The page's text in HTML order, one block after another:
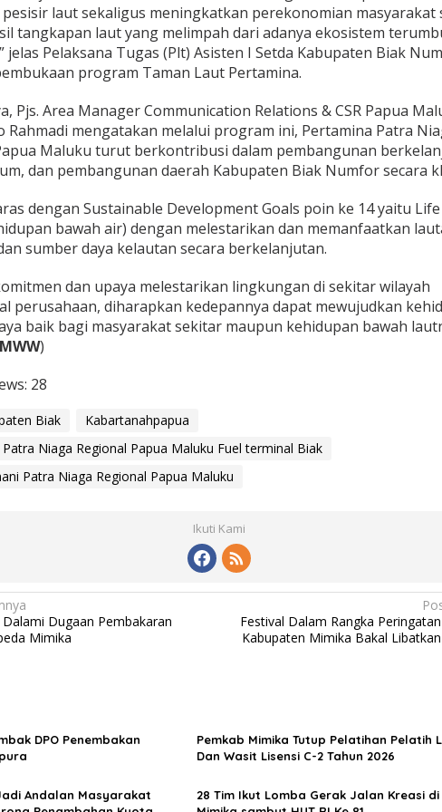
laut sekaligus meningkatkan perekonomian masyarakat
tangkapan laut yang melimpah dari adanya ekosistem
jelas Pelaksana Tugas (Plt) Asisten I Setda Kabupaten Biak
program Taman Laut Pertamina.
Pjs. Area Manager Communication Relations & CSR Papua
Rahmadi mengatakan melalui program ini, Pertamina Patra
Maluku turut berkontribusi dalam pembangunan
dan pembangunan daerah Kabupaten Biak Numfor secara
dengan Sustainable Development Goals poin ke 14 yaitu
bawah air) dengan melestarikan dan memanfaatkan
sumber daya kelautan secara berkelanjutan.
dan upaya melestarikan lingkungan di sekitar wilayah
perusahaan, diharapkan kedepannya dapat mewujudkan
baik bagi masyarakat sekitar maupun kehidupan bawah
MWW)
28
Biak
Kabartanahpapua
Niaga Regional Papua Maluku Fuel terminal Biak
Patra Niaga Regional Papua Maluku
Ikuti Kami
Dugaan Pembakaran
Mimika
Festival Dalam Rangka
Kabupaten Mimika Bakal
DPO Penembakan
Pemkab Mimika Tutup Pelatihan Pelatih
Dan Wasit Lisensi C-2 Tahun 2026
Andalan Masyarakat
28 Tim Ikut Lomba Gerak Jalan Kreasi di